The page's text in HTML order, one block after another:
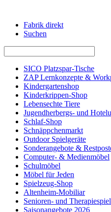
Fabrik direkt
Suchen
SICO Platzspar-Tische
ZAP Lernkonzepte &
Kindergartenshop
Kinderkrippen-Shop
Lebensechte Tiere
Jugendherbergs- und
Schlaf-Shop
Schnäppchenmarkt
Outdoor Spielgeräte
Sonderangebote &
Computer- & Medienmöbel
Schulmöbel
Möbel für Jeden
Spielzeug-Shop
Altenheim-Mobiliar
Senioren- und
Saisonangebote 2026